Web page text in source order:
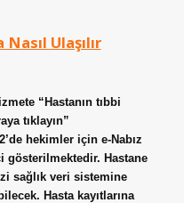
Ulaşılır
“Hastanın tıbbi
tıklayın”
hekimler için e-Nabız
gösterilmektedir. Hastane
sağlık veri sistemine
Hasta kayıtlarına